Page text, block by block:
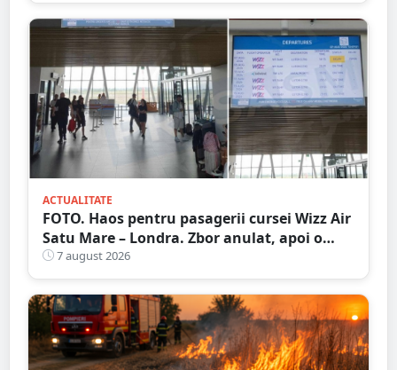
ACTUALITATE
FOTO. Haos pentru pasagerii cursei Wizz Air
Satu Mare – Londra. Zbor anulat, apoi o
nouă întârziere. Fără explicații clare
7 august 2026